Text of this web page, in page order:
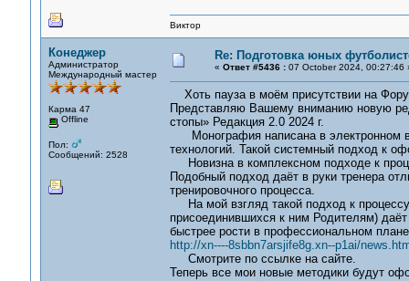
Виктор
Конеджер
Администратор
Международный мастер
Карма 47
Offline
Пол:
Сообщений: 2528
Re: Подготовка юных
« Ответ #5436 :07 October 2024, 00:27:46
Хоть пауза в моём присутствии на
Представляю Вашему вниманию новую
стопы» Редакция 2.0 2024 г.
Монография написана в электронном
технологий. Такой системный подход к
Новизна в комплексном подходе к
Подобный подход даёт в руки тренера
тренировочного процесса.
На мой взгляд такой подход к
присоединившихся к ним Родителям)
быстрее рости в профессиональном
http://xn----8sbbn7arsjife8g.xn--p1ai/
Смотрите по ссылке на сайте.
Теперь все мои новые методики будут